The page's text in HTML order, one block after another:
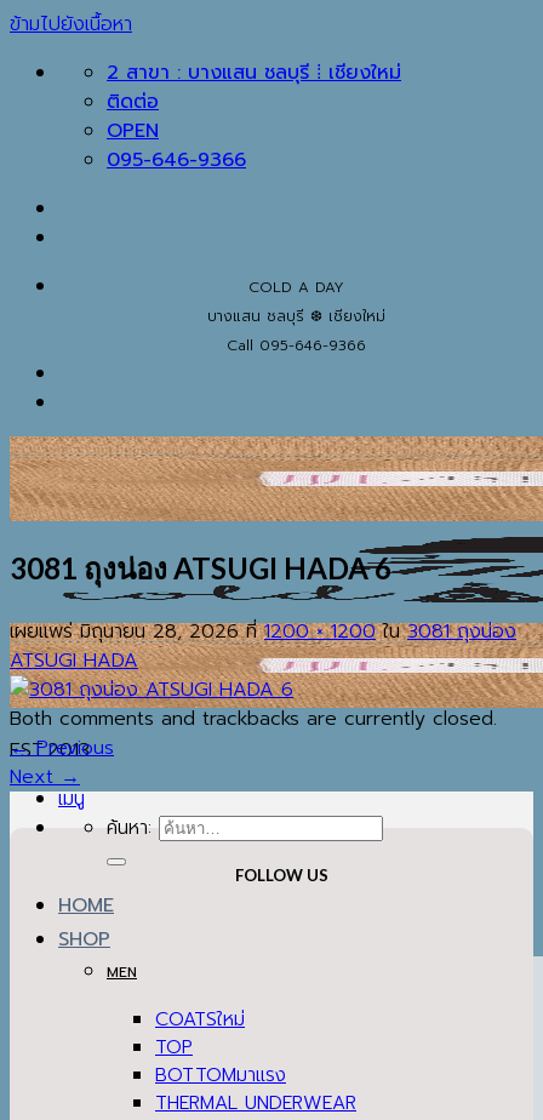
ข้ามไปยังเนื้อหา
2 สาขา : บางแสน ชลบุรี ⁞ เชียงใหม่
ติดต่อ
OPEN
095-646-9366
COLD A DAY
บางแสน ชลบุรี ❆ เชียงใหม่
Call 095-646-9366
EST.2013
เมนู
ค้นหา:
HOME
SHOP
MEN
COATS
TOP
BOTTOM
THERMAL UNDERWEAR
3081 ถุงน่อง ATSUGI HADA 6
เผยแพร่มิถุนายน 28, 2026ที่1200 × 1200ใน3081 ถุงน่อง
ATSUGI HADA
Both comments and trackbacks are currently closed.
←Previous
Next→
FOLLOW US